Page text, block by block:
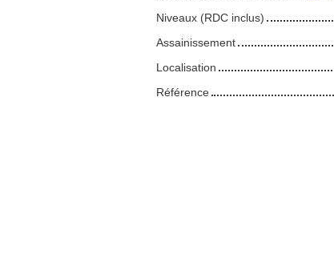
Niveaux (RDC inclus)
Assainissement
Localisation
Référence